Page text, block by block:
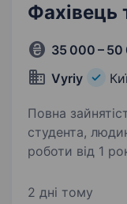
Фахівець
35 000 – 50
Vyriy
Повна
студента,
роботи від 1 року. Vyriy Industries —
та серійно
2 дні тому